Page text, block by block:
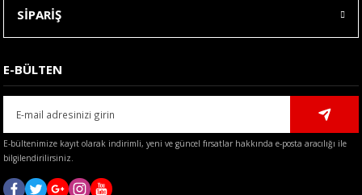
Gönder
SİPARİŞ
E-BÜLTEN
E-bültenimize kayıt olarak indirimli, yeni ve güncel fırsatlar hakkında e-posta aracılığı ile
bilgilendirilirsiniz.